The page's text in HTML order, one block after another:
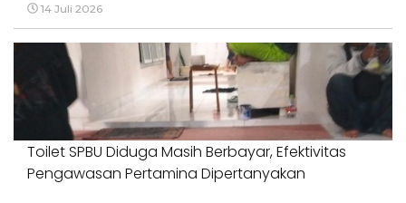
14 Juli 2026
Toilet SPBU Diduga Masih Berbayar, Efektivitas
Pengawasan Pertamina Dipertanyakan